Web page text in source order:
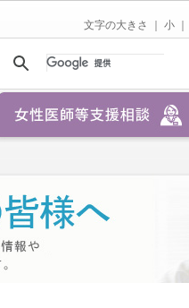
文字の大きさ ｜ 小